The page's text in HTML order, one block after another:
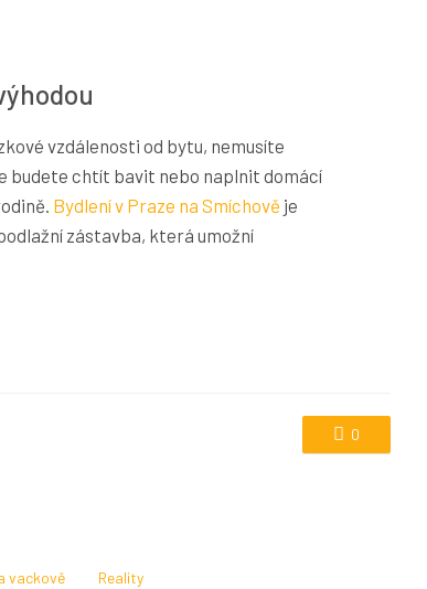
vzdálenosti od bytu, nemusíte
budete chtít bavit nebo naplnit domácí
Bydlení v Praze na Smíchově je
zástavba, která umožní
0
Reality